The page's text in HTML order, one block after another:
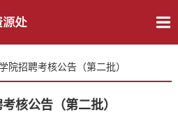
院招聘考核公告（第二批）
核公告（第二批）